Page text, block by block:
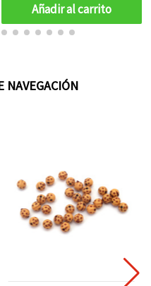
Añadir al carrito
NAVEGACIÓN